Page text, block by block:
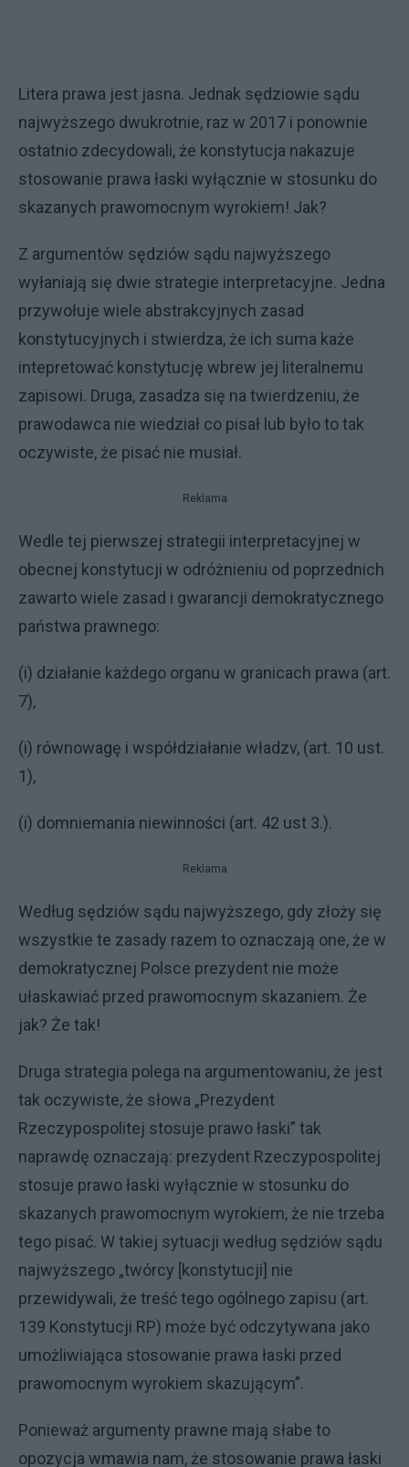
Litera prawa jest jasna. Jednak sędziowie sądu
najwyższego dwukrotnie, raz w 2017 i ponownie
ostatnio zdecydowali, że konstytucja nakazuje
stosowanie prawa łaski wyłącznie w stosunku do
skazanych prawomocnym wyrokiem! Jak?
Z argumentów sędziów sądu najwyższego
wyłaniają się dwie strategie interpretacyjne. Jedna
przywołuje wiele abstrakcyjnych zasad
konstytucyjnych i stwierdza, że ich suma każe
intepretować konstytucję wbrew jej literalnemu
zapisowi. Druga, zasadza się na twierdzeniu, że
prawodawca nie wiedział co pisał lub było to tak
oczywiste, że pisać nie musiał.
Reklama
Wedle tej pierwszej strategii interpretacyjnej w
obecnej konstytucji w odróżnieniu od poprzednich
zawarto wiele zasad i gwarancji demokratycznego
państwa prawnego:
(i) działanie każdego organu w granicach prawa (art.
7),
(i) równowagę i współdziałanie władzv, (art. 10 ust.
1),
(i) domniemania niewinności (art. 42 ust 3.).
Reklama
Według sędziów sądu najwyższego, gdy złoży się
wszystkie te zasady razem to oznaczają one, że w
demokratycznej Polsce prezydent nie może
ułaskawiać przed prawomocnym skazaniem. Że
jak? Że tak!
Druga strategia polega na argumentowaniu, że jest
tak oczywiste, że słowa „Prezydent
Rzeczypospolitej stosuje prawo łaski” tak
naprawdę oznaczają: prezydent Rzeczypospolitej
stosuje prawo łaski wyłącznie w stosunku do
skazanych prawomocnym wyrokiem, że nie trzeba
tego pisać. W takiej sytuacji według sędziów sądu
najwyższego „twórcy [konstytucji] nie
przewidywali, że treść tego ogólnego zapisu (art.
139 Konstytucji RP) może być odczytywana jako
umożliwiająca stosowanie prawa łaski przed
prawomocnym wyrokiem skazującym”.
Ponieważ argumenty prawne mają słabe to
opozycja wmawia nam, że stosowanie prawa łaski